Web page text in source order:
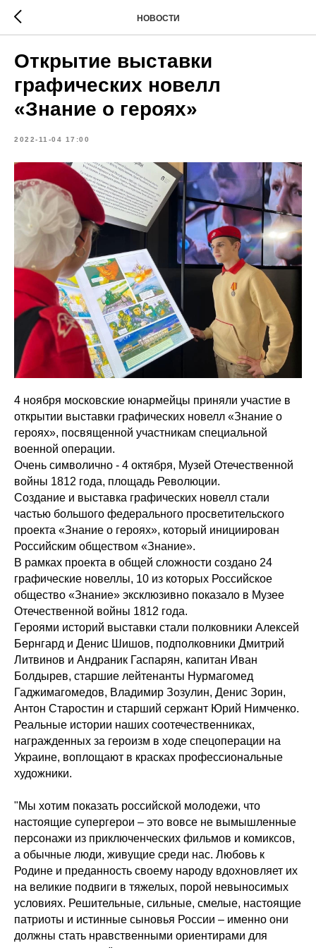
НОВОСТИ
Открытие выставки
графических новелл
«Знание о героях»
2022-11-04 17:00
4 ноября московские юнармейцы приняли участие в
открытии выставки графических новелл «Знание о
героях», посвященной участникам специальной
военной операции.
Очень символично - 4 октября, Музей Отечественной
войны 1812 года, площадь Революции.
Создание и выставка графических новелл стали
частью большого федерального просветительского
проекта «Знание о героях», который инициирован
Российским обществом «Знание».
В рамках проекта в общей сложности создано 24
графические новеллы, 10 из которых Российское
общество «Знание» эксклюзивно показало в Музее
Отечественной войны 1812 года.
Героями историй выставки стали полковники Алексей
Бернгард и Денис Шишов, подполковники Дмитрий
Литвинов и Андраник Гаспарян, капитан Иван
Болдырев, старшие лейтенанты Нурмагомед
Гаджимагомедов, Владимир Зозулин, Денис Зорин,
Антон Старостин и старший сержант Юрий Нимченко.
Реальные истории наших соотечественниках,
награжденных за героизм в ходе спецоперации на
Украине, воплощают в красках профессиональные
художники.
"Мы хотим показать российской молодежи, что
настоящие супергерои – это вовсе не вымышленные
персонажи из приключенческих фильмов и комиксов,
а обычные люди, живущие среди нас. Любовь к
Родине и преданность своему народу вдохновляет их
на великие подвиги в тяжелых, порой невыносимых
условиях. Решительные, сильные, смелые, настоящие
патриоты и истинные сыновья России – именно они
должны стать нравственными ориентирами для